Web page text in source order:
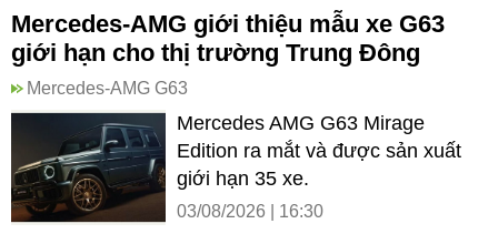
Mercedes-AMG giới thiệu mẫu xe G63
giới hạn cho thị trường Trung Đông
Mercedes-AMG G63
Mercedes AMG G63 Mirage
Edition ra mắt và được sản xuất
giới hạn 35 xe.
03/08/2026 | 16:30